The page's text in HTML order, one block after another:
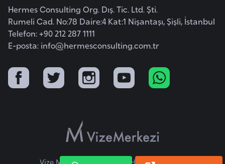
Hermes Consulting Org. Dış. Tic. Ltd. Şti.
Rumeli Cad. No:78 Daire:4 Kat:1 Nişantaşı, Şişli, İstanbul
Telefon: +90 212 287 1111
E-posta: info@hermesconsulting.com.tr
H
ı
r
v
t
i